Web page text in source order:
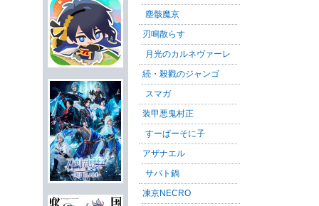
塵骸魔京
刃鳴散らす
月光のカルネヴァーレ
続・殺戮のジャンゴ
スマガ
装甲悪鬼村正
すーぱーそに子
アザナエル
サバト鍋
凍京NECRO